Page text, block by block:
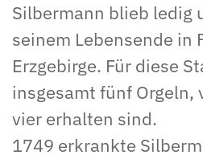
Silbermann blieb ledig
seinem Lebensende in
Erzgebirge. Für diese
insgesamt fünf Orgeln,
vier erhalten sind.
1749 erkrankte